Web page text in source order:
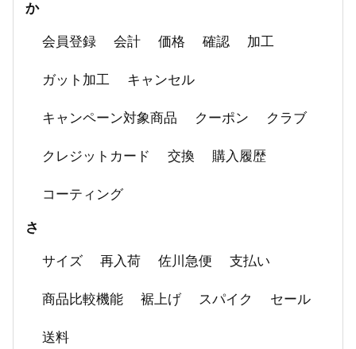
か
会員登録 会計 価格 確認 加工
ガット加工 キャンセル
キャンペーン対象商品 クーポン クラブ
クレジットカード 交換 購入履歴
コーティング
さ
サイズ 再入荷 佐川急便 支払い
商品比較機能 裾上げ スパイク セール
送料